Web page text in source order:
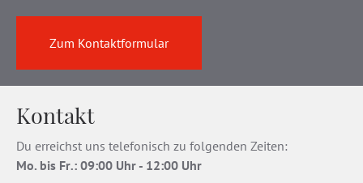
Zum Kontaktformular
Kontakt
Du erreichst uns telefonisch zu folgenden Zeiten:
Mo. bis Fr.: 09:00 Uhr - 12:00 Uhr